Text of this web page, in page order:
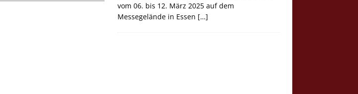
vom 06. bis 12. März 2025 auf dem
Messegelände in Essen […]